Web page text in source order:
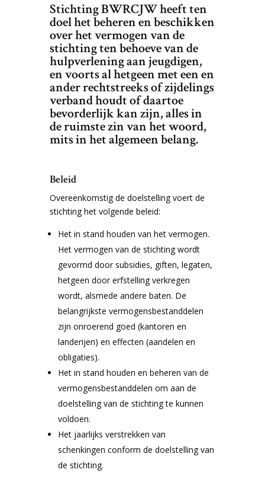
Stichting BWRCJW heeft ten
doel het beheren en beschikken
over het vermogen van de
stichting ten behoeve van de
hulpverlening aan jeugdigen,
en voorts al hetgeen met een en
ander rechtstreeks of zijdelings
verband houdt of daartoe
bevorderlijk kan zijn, alles in
de ruimste zin van het woord,
mits in het algemeen belang.
Beleid
Overeenkomstig de doelstelling voert de
stichting het volgende beleid:
Het in stand houden van het vermogen.
Het vermogen van de stichting wordt
gevormd door subsidies, giften, legaten,
hetgeen door erfstelling verkregen
wordt, alsmede andere baten. De
belangrijkste vermogensbestanddelen
zijn onroerend goed (kantoren en
landerijen) en effecten (aandelen en
obligaties).
Het in stand houden en beheren van de
vermogensbestanddelen om aan de
doelstelling van de stichting te kunnen
voldoen.
Het jaarlijks verstrekken van
schenkingen conform de doelstelling van
de stichting.